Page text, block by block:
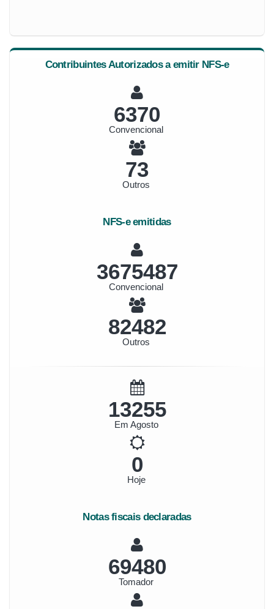
Contribuintes Autorizados a emitir NFS-e
6825
Convencional
78
Outros
NFS-e emitidas
3958216
Convencional
88826
Outros
14274
Em Agosto
0
Hoje
Notas fiscais declaradas
74824
Tomador